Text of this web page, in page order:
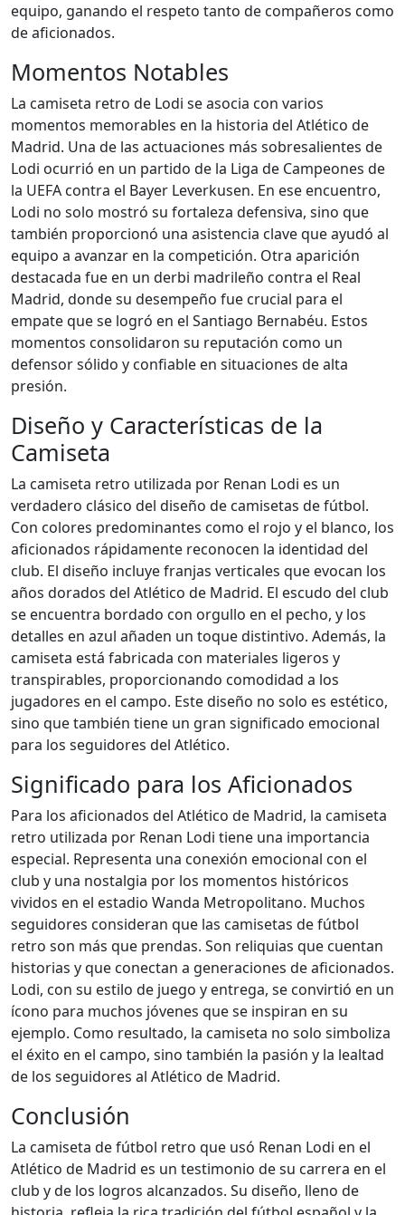
equipo, ganando el respeto tanto de compañeros como
de aficionados.
Momentos Notables
La camiseta retro de Lodi se asocia con varios
momentos memorables en la historia del Atlético de
Madrid. Una de las actuaciones más sobresalientes de
Lodi ocurrió en un partido de la Liga de Campeones de
la UEFA contra el Bayer Leverkusen. En ese encuentro,
Lodi no solo mostró su fortaleza defensiva, sino que
también proporcionó una asistencia clave que ayudó al
equipo a avanzar en la competición. Otra aparición
destacada fue en un derbi madrileño contra el Real
Madrid, donde su desempeño fue crucial para el
empate que se logró en el Santiago Bernabéu. Estos
momentos consolidaron su reputación como un
defensor sólido y confiable en situaciones de alta
presión.
Diseño y Características de la
Camiseta
La camiseta retro utilizada por Renan Lodi es un
verdadero clásico del diseño de camisetas de fútbol.
Con colores predominantes como el rojo y el blanco, los
aficionados rápidamente reconocen la identidad del
club. El diseño incluye franjas verticales que evocan los
años dorados del Atlético de Madrid. El escudo del club
se encuentra bordado con orgullo en el pecho, y los
detalles en azul añaden un toque distintivo. Además, la
camiseta está fabricada con materiales ligeros y
transpirables, proporcionando comodidad a los
jugadores en el campo. Este diseño no solo es estético,
sino que también tiene un gran significado emocional
para los seguidores del Atlético.
Significado para los Aficionados
Para los aficionados del Atlético de Madrid, la camiseta
retro utilizada por Renan Lodi tiene una importancia
especial. Representa una conexión emocional con el
club y una nostalgia por los momentos históricos
vividos en el estadio Wanda Metropolitano. Muchos
seguidores consideran que las camisetas de fútbol
retro son más que prendas. Son reliquias que cuentan
historias y que conectan a generaciones de aficionados.
Lodi, con su estilo de juego y entrega, se convirtió en un
ícono para muchos jóvenes que se inspiran en su
ejemplo. Como resultado, la camiseta no solo simboliza
el éxito en el campo, sino también la pasión y la lealtad
de los seguidores al Atlético de Madrid.
Conclusión
La camiseta de fútbol retro que usó Renan Lodi en el
Atlético de Madrid es un testimonio de su carrera en el
club y de los logros alcanzados. Su diseño, lleno de